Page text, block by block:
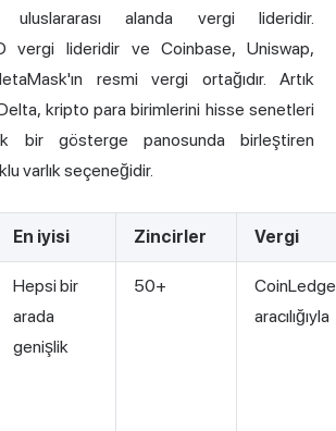
uluslararası alanda vergi lideridir.
vergi lideridir ve Coinbase, Uniswap,
resmi vergi ortağıdır. Artık
, kripto para birimlerini hisse senetleri
bir gösterge panosunda birleştiren
varlık seçeneğidir.
En iyisi Zincirler Vergi
Hepsi bir
arada
genişlik
50+
aracılığıyla